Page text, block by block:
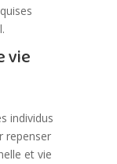
vie
individus
repenser
et vie